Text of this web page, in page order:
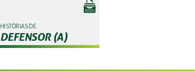
HISTÓRIAS DE
DEFENSOR (A)